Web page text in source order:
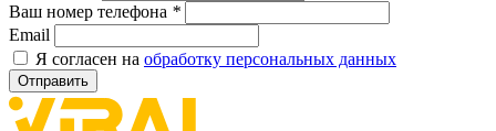
Ваш номер телефона *
Email
Я согласен на обработку персональных данных
Отправить